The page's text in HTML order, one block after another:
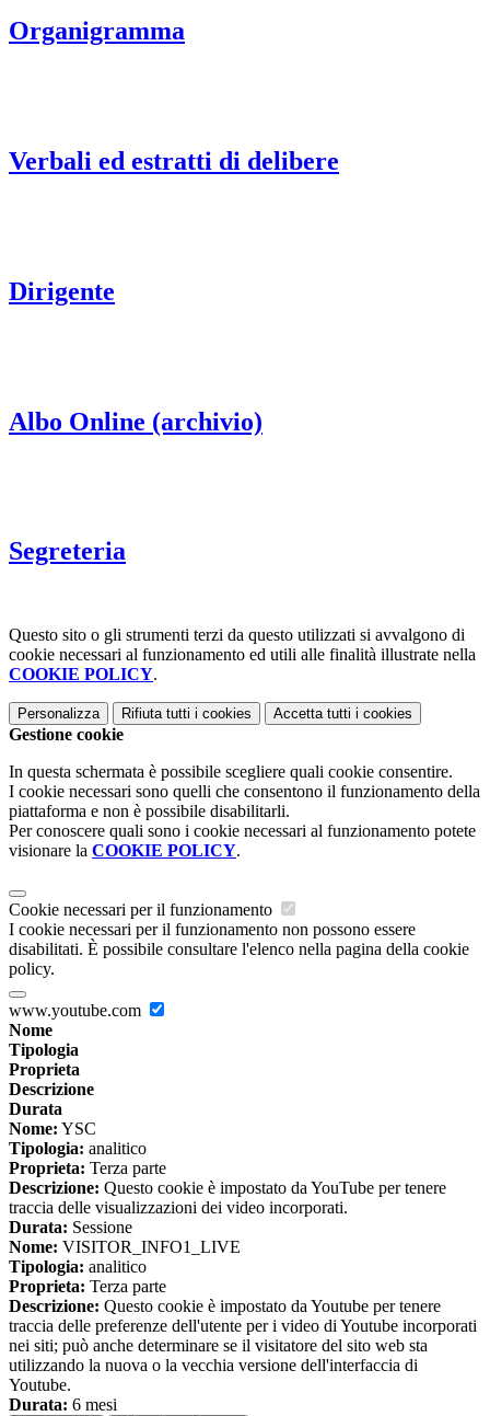
Organigramma
Verbali ed estratti di delibere
Dirigente
Albo Online (archivio)
Segreteria
Questo sito o gli strumenti terzi da questo utilizzati si avvalgono di
cookie necessari al funzionamento ed utili alle finalità illustrate nella
COOKIE POLICY.
Personalizza Rifiuta tutti i cookies Accetta tutti i cookies
Gestione cookie
In questa schermata è possibile scegliere quali cookie consentire.
I cookie necessari sono quelli che consentono il funzionamento della
piattaforma e non è possibile disabilitarli.
Per conoscere quali sono i cookie necessari al funzionamento potete
visionare la COOKIE POLICY.
Cookie necessari per il funzionamento
I cookie necessari per il funzionamento non possono essere
disabilitati. È possibile consultare l'elenco nella pagina della cookie
policy.
www.youtube.com
Nome
Tipologia
Proprieta
Descrizione
Durata
Nome: YSC
Tipologia: analitico
Proprieta: Terza parte
Descrizione: Questo cookie è impostato da YouTube per tenere
traccia delle visualizzazioni dei video incorporati.
Durata: Sessione
Nome: VISITOR_INFO1_LIVE
Tipologia: analitico
Proprieta: Terza parte
Descrizione: Questo cookie è impostato da Youtube per tenere
traccia delle preferenze dell'utente per i video di Youtube incorporati
nei siti; può anche determinare se il visitatore del sito web sta
utilizzando la nuova o la vecchia versione dell'interfaccia di
Youtube.
Durata: 6 mesi